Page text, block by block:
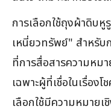
การเลือกใช้ถุงผ้าดิบ
เหนี่ยวทรัพย์" สำหรับ
ที่การสื่อสารความหม
เฉพาะผู้ที่เชื่อในเรื่อง
เลือกใช้มีความหมา